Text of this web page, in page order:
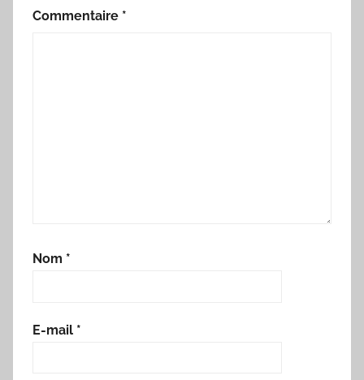
Commentaire *
Nom *
E-mail *